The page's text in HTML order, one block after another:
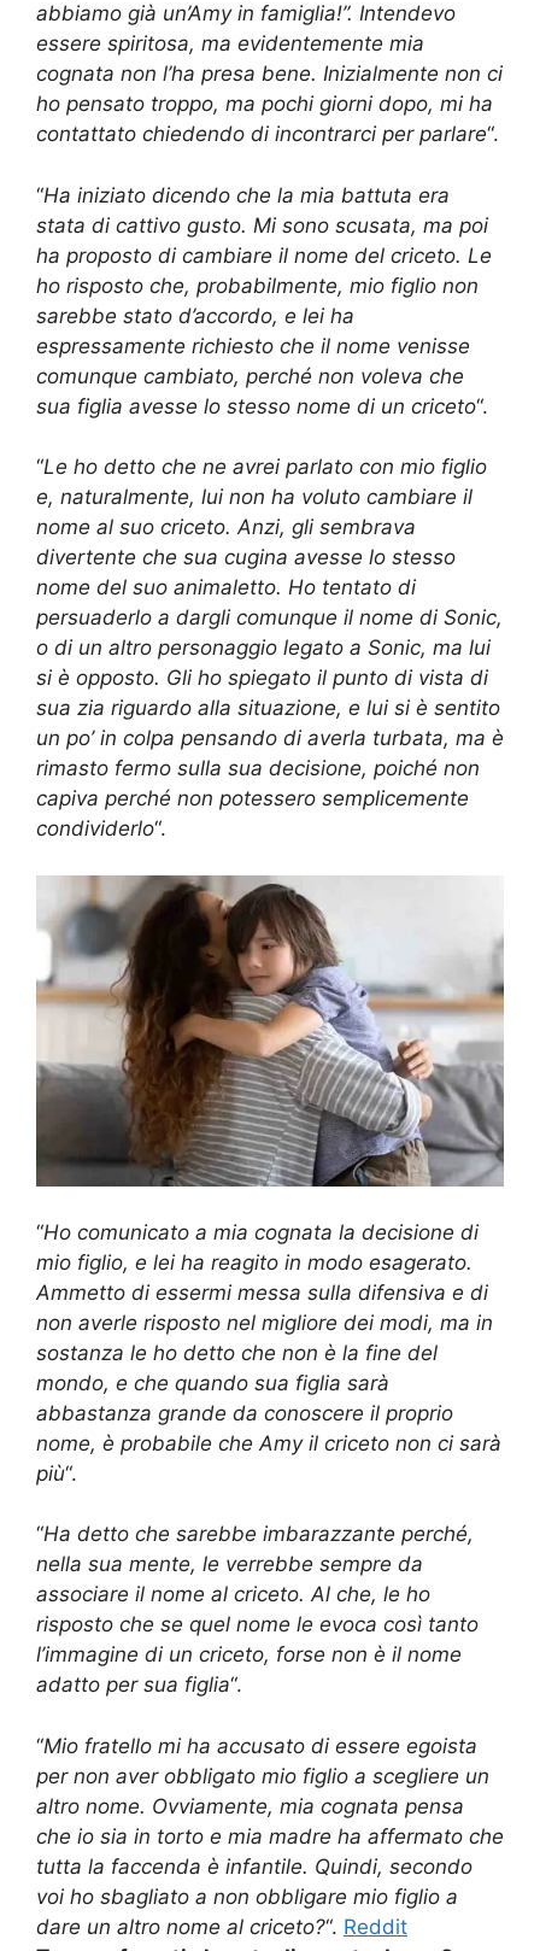
abbiamo già un’Amy in famiglia!”. Intendevo
essere spiritosa, ma evidentemente mia
cognata non l’ha presa bene. Inizialmente non ci
ho pensato troppo, ma pochi giorni dopo, mi ha
contattato chiedendo di incontrarci per parlare“.
“Ha iniziato dicendo che la mia battuta era
stata di cattivo gusto. Mi sono scusata, ma poi
ha proposto di cambiare il nome del criceto. Le
ho risposto che, probabilmente, mio figlio non
sarebbe stato d’accordo, e lei ha
espressamente richiesto che il nome venisse
comunque cambiato, perché non voleva che
sua figlia avesse lo stesso nome di un criceto“.
“Le ho detto che ne avrei parlato con mio figlio
e, naturalmente, lui non ha voluto cambiare il
nome al suo criceto. Anzi, gli sembrava
divertente che sua cugina avesse lo stesso
nome del suo animaletto. Ho tentato di
persuaderlo a dargli comunque il nome di Sonic,
o di un altro personaggio legato a Sonic, ma lui
si è opposto. Gli ho spiegato il punto di vista di
sua zia riguardo alla situazione, e lui si è sentito
un po’ in colpa pensando di averla turbata, ma è
rimasto fermo sulla sua decisione, poiché non
capiva perché non potessero semplicemente
condividerlo“.
“Ho comunicato a mia cognata la decisione di
mio figlio, e lei ha reagito in modo esagerato.
Ammetto di essermi messa sulla difensiva e di
non averle risposto nel migliore dei modi, ma in
sostanza le ho detto che non è la fine del
mondo, e che quando sua figlia sarà
abbastanza grande da conoscere il proprio
nome, è probabile che Amy il criceto non ci sarà
più“.
“Ha detto che sarebbe imbarazzante perché,
nella sua mente, le verrebbe sempre da
associare il nome al criceto. Al che, le ho
risposto che se quel nome le evoca così tanto
l’immagine di un criceto, forse non è il nome
adatto per sua figlia“.
“Mio fratello mi ha accusato di essere egoista
per non aver obbligato mio figlio a scegliere un
altro nome. Ovviamente, mia cognata pensa
che io sia in torto e mia madre ha affermato che
tutta la faccenda è infantile. Quindi, secondo
voi ho sbagliato a non obbligare mio figlio a
dare un altro nome al criceto?“. Reddit